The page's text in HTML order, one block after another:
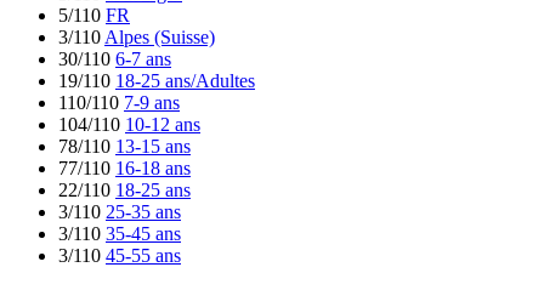
5/110 FR
3/110 Alpes (Suisse)
30/110 6-7 ans
19/110 18-25 ans/Adultes
110/110 7-9 ans
104/110 10-12 ans
78/110 13-15 ans
77/110 16-18 ans
22/110 18-25 ans
3/110 25-35 ans
3/110 35-45 ans
3/110 45-55 ans